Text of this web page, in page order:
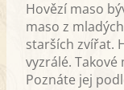
Hovězí maso
maso z
starších zvířat.
vyzrálé.
Poznáte jej